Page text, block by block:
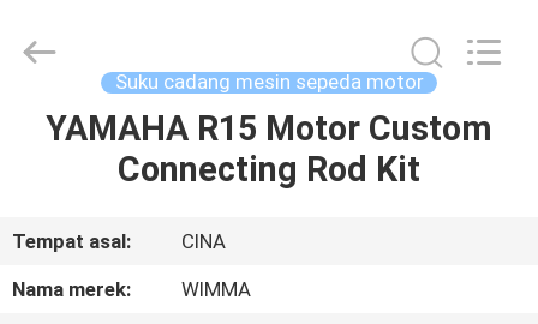
RUMAH
VIDEO
Spare
Parts
Suku cadang mesin sepeda motor
YAMAHA R15 Motor Custom
Connecting Rod Kit
Tempat asal:
CINA
Nama merek:
WIMMA